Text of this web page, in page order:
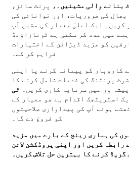
بنانے والی مشینیں۔ ، پرنٹ سائز،
بھال کی ضروریات، اور توانائی کی
کریں۔ ایک اعلیٰ معیار کی مشین آپ
میں مدد کر سکتی ہے ٹرناراؤنڈ
کو مزید ڈیزائن کے اختیارات
فراہم کر کے۔
کاروبار کو پیمانہ کرنے یا اپنی
پرنٹنگ کی خدمات شامل کرنے کا
ور میں سرمایہ کاری کریں۔ ٹی
اسٹریٹجک اقدام ہے جو معیار کے
ہوئے آپ کی پیداواری صلاحیتوں
کو فروغ دے گا۔
کی ہماری رینج کے بارے میں مزید
رابطہ کریں اور اپنی پروڈکشن لائن
گریڈ کرنے کا بہترین حل تلاش کریں۔